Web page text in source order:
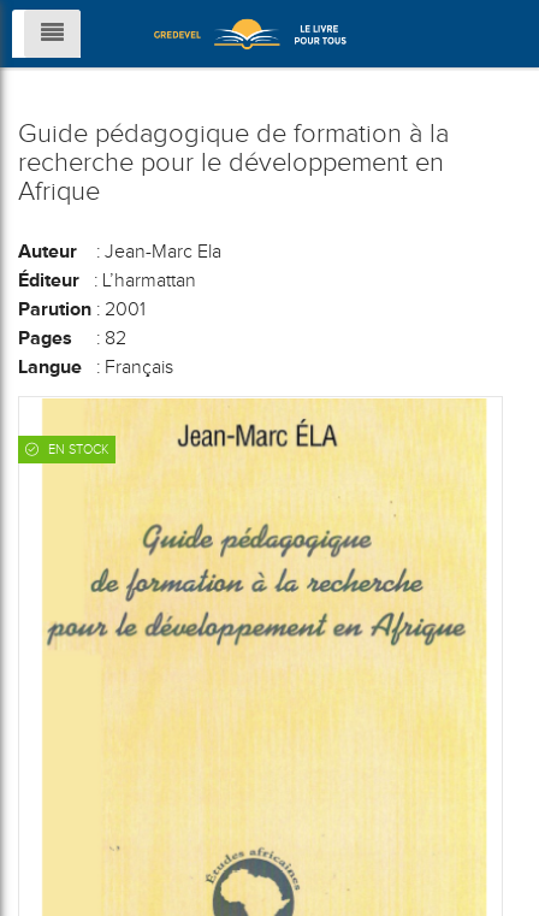
Guide pédagogique de formation à la
recherche pour le développement en
Afrique
Auteur : Jean-Marc Ela
Éditeur : L’harmattan
Parution : 2001
Pages : 82
Langue : Français
EN STOCK